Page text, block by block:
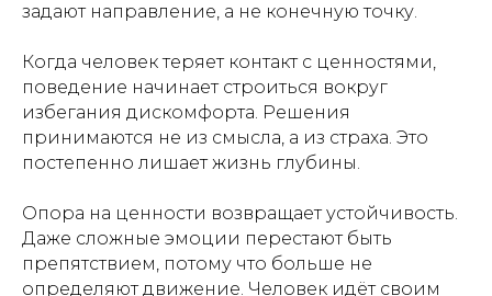
задают направление, а не конечную точку.
Когда человек теряет контакт с ценностями,
поведение начинает строиться вокруг
избегания дискомфорта. Решения
принимаются не из смысла, а из страха. Это
постепенно лишает жизнь глубины.
Опора на ценности возвращает устойчивость.
Даже сложные эмоции перестают быть
препятствием, потому что больше не
определяют движение. Человек идёт своим